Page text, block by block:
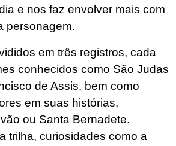
e nos faz envolver mais com
personagem.
em três registros, cada
conhecidos como São Judas
de Assis, bem como
em suas histórias,
ou Santa Bernadete.
trilha, curiosidades como a